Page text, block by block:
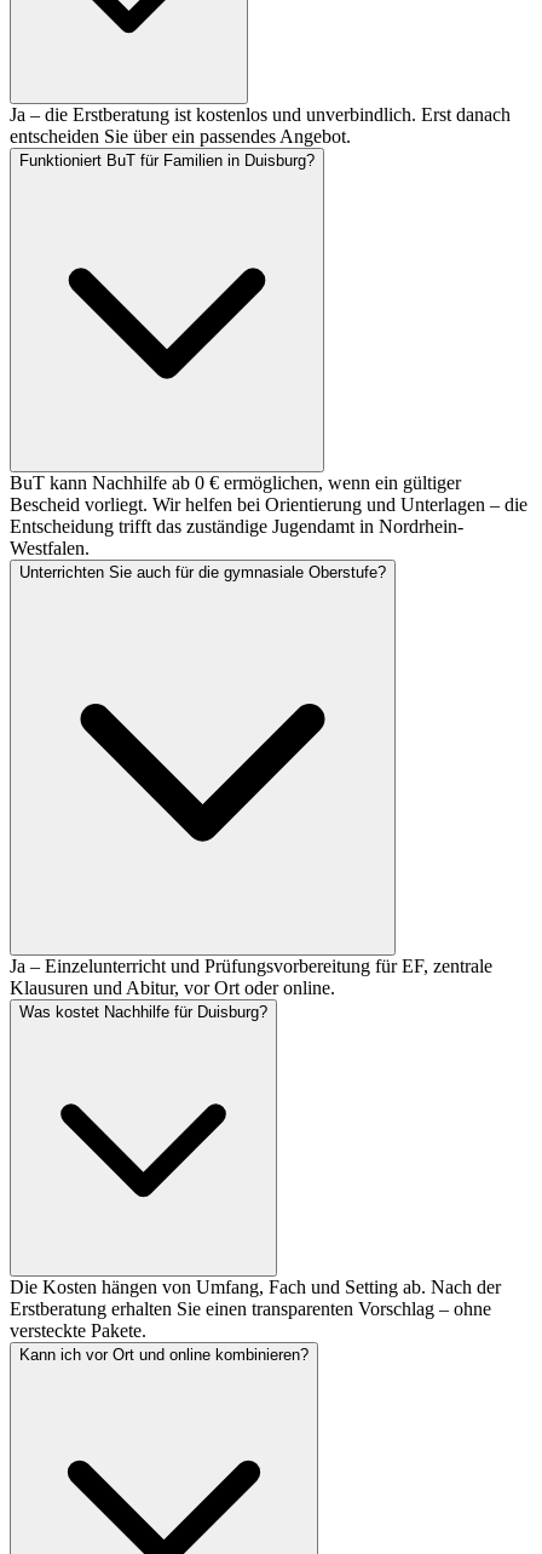
Ja – die Erstberatung ist kostenlos und unverbindlich. Erst danach
entscheiden Sie über ein passendes Angebot.
Funktioniert BuT für Familien in Duisburg?
BuT kann Nachhilfe ab 0 € ermöglichen, wenn ein gültiger
Bescheid vorliegt. Wir helfen bei Orientierung und Unterlagen – die
Entscheidung trifft das zuständige Jugendamt in Nordrhein-
Westfalen.
Unterrichten Sie auch für die gymnasiale Oberstufe?
Ja – Einzelunterricht und Prüfungsvorbereitung für EF, zentrale
Klausuren und Abitur, vor Ort oder online.
Was kostet Nachhilfe für Duisburg?
Die Kosten hängen von Umfang, Fach und Setting ab. Nach der
Erstberatung erhalten Sie einen transparenten Vorschlag – ohne
versteckte Pakete.
Kann ich vor Ort und online kombinieren?